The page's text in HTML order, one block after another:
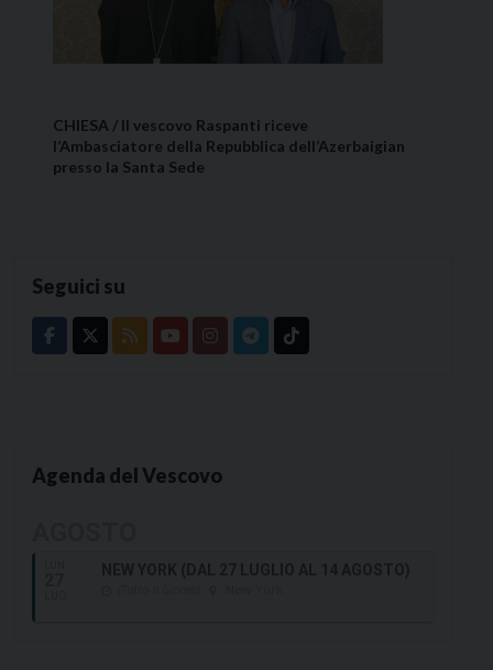
CHIESA / Il vescovo Raspanti riceve
l’Ambasciatore della Repubblica dell’Azerbaigian
presso la Santa Sede
Seguici su
Agenda del Vescovo